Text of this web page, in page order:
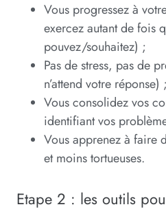
Vous progressez à
exercez autant de fois
pouvez/souhaitez) ;
Pas de stress, pas de
n’attend votre réponse) ;
Vous consolidez vos
identifiant vos
Vous apprenez à faire
et moins tortueuses.
Etape 2 : les outils